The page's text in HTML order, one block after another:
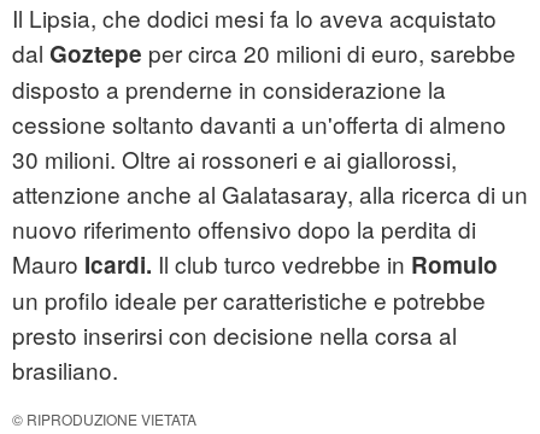
Il Lipsia, che dodici mesi fa lo aveva acquistato
dal Goztepe per circa 20 milioni di euro, sarebbe
disposto a prenderne in considerazione la
cessione soltanto davanti a un'offerta di almeno
30 milioni. Oltre ai rossoneri e ai giallorossi,
attenzione anche al Galatasaray, alla ricerca di un
nuovo riferimento offensivo dopo la perdita di
Mauro Icardi. Il club turco vedrebbe in Romulo
un profilo ideale per caratteristiche e potrebbe
presto inserirsi con decisione nella corsa al
brasiliano.
© RIPRODUZIONE VIETATA